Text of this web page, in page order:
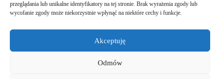
przeglądania lub unikalne identyfikatory na tej stronie. Brak wyrażenia zgody lub
wycofanie zgody może niekorzystnie wpłynąć na niektóre cechy i funkcje.
Akceptuję
Odmów